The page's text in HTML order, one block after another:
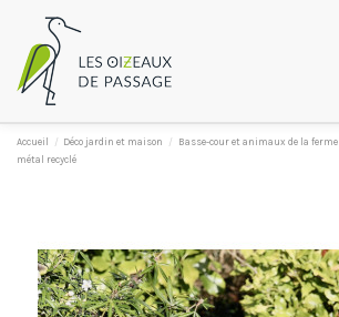
Accueil Déco jardin et maison Basse-cour et animaux de la ferme
métal recyclé